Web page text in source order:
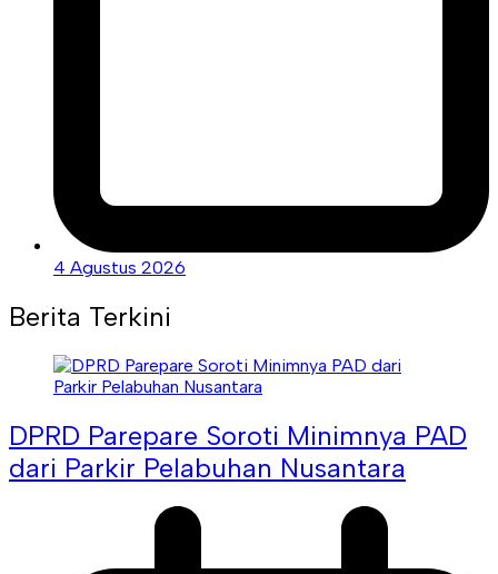
4 Agustus 2026
Berita Terkini
DPRD Parepare Soroti Minimnya PAD
dari Parkir Pelabuhan Nusantara